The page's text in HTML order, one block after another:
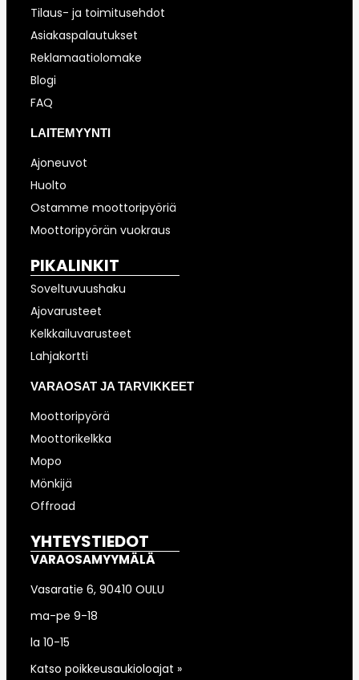
Tilaus- ja toimitusehdot
Asiakaspalautukset
Reklamaatiolomake
Blogi
FAQ
LAITEMYYNTI
Ajoneuvot
Huolto
Ostamme moottoripyöriä
Moottoripyörän vuokraus
PIKALINKIT
Soveltuvuushaku
Ajovarusteet
Kelkkailuvarusteet
Lahjakortti
VARAOSAT JA TARVIKKEET
Moottoripyörä
Moottorikelkka
Mopo
Mönkijä
Offroad
YHTEYSTIEDOT
VARAOSAMYYMÄLÄ
Vasaratie 6, 90410 OULU
ma-pe 9-18
la 10-15
Katso poikkeusaukioloajat »